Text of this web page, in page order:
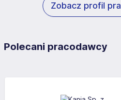
Zobacz profil
Polecani pracodawcy